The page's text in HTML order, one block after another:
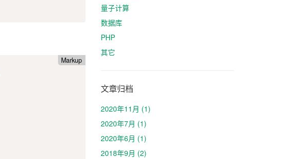
Markup
量子计算
数据库
PHP
其它
文章归档
2020年11月 (1)
2020年7月 (1)
2020年6月 (1)
2018年9月 (2)